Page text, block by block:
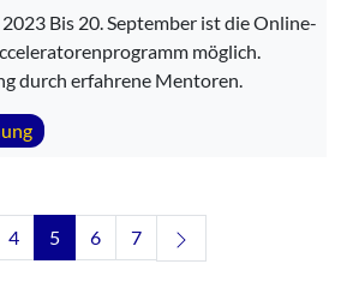
Bis 20. September ist die Online-
möglich.
durch erfahrene Mentoren.
4 5 6 7